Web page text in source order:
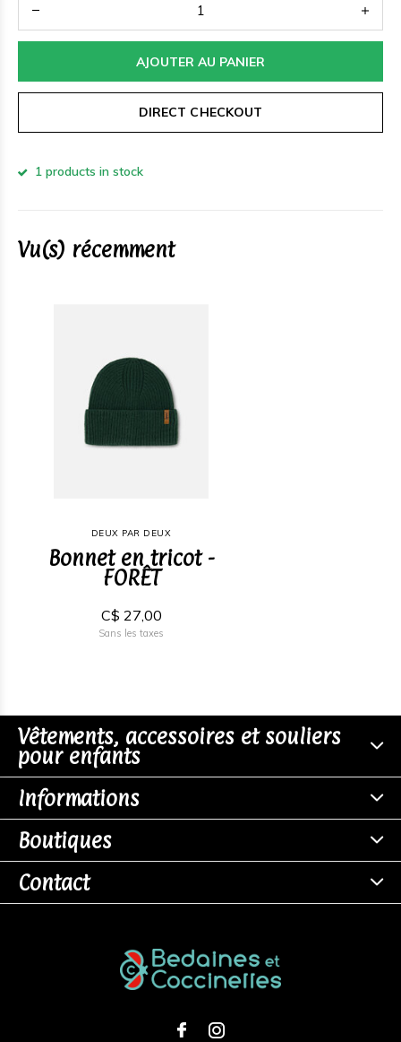
AJOUTER AU PANIER
DIRECT CHECKOUT
1 products in stock
Vu(s) récemment
DEUX PAR DEUX
Bonnet en tricot -
FORÊT
C$ 27,00
Sans les taxes
Vêtements, accessoires et souliers
pour enfants
Informations
Boutiques
Contact